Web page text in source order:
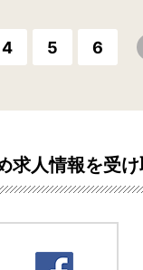
4 5 6
求人情報を受け